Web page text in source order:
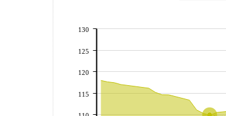
115
120
125
130